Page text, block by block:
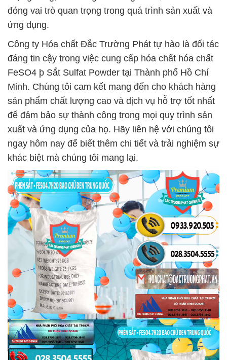
đóng vai trò quan trọng trong quá trình sản xuất và
ứng dụng.
Công ty Hóa chất Đắc Trường Phát tự hào là đối tác
đáng tin cậy trong việc cung cấp hóa chất hóa chất
FeSO4 þ Sắt Sulfat Powder tại Thành phố Hồ Chí
Minh. Chúng tôi cam kết mang đến cho khách hàng
sản phẩm chất lượng cao và dịch vụ hỗ trợ tốt nhất
để đảm bảo sự thành công trong mọi quy trình sản
xuất và ứng dụng của họ. Hãy liên hệ với chúng tôi
ngay hôm nay để biết thêm chi tiết và trải nghiệm sự
khác biệt mà chúng tôi mang lại.